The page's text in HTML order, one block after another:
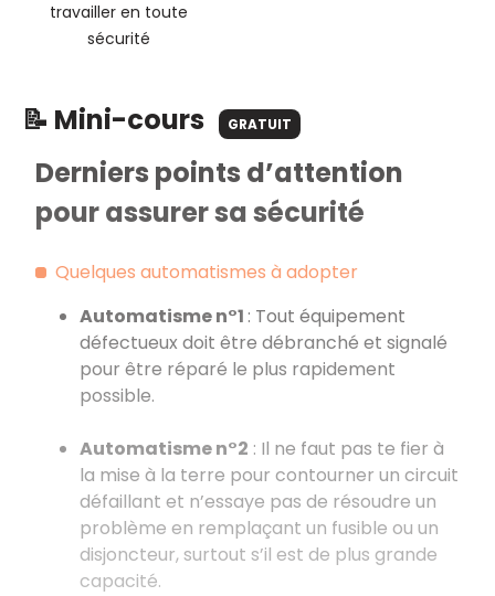
travailler en toute
sécurité
📝 Mini-cours GRATUIT
Derniers points d’attention
pour assurer sa sécurité
Quelques automatismes à adopter
Automatisme n°1 : Tout équipement
défectueux doit être débranché et signalé
pour être réparé le plus rapidement
possible.
Automatisme n°2 : Il ne faut pas te fier à
la mise à la terre pour contourner un circuit
défaillant et n’essaye pas de résoudre un
problème en remplaçant un fusible ou un
disjoncteur, surtout s’il est de plus grande
capacité.